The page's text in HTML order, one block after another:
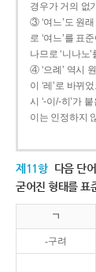
경우가 거의 없
③ ‘여느’도 원래
로 ‘여느’를 표
나므로 ‘니나노
④ ‘으례’ 역시
이 ‘레’로 바뀌
시 ‘-이/-히’가
이는 인정하지
제11항 다음 단
굳어진 형태를 표
ㄱ
-구려